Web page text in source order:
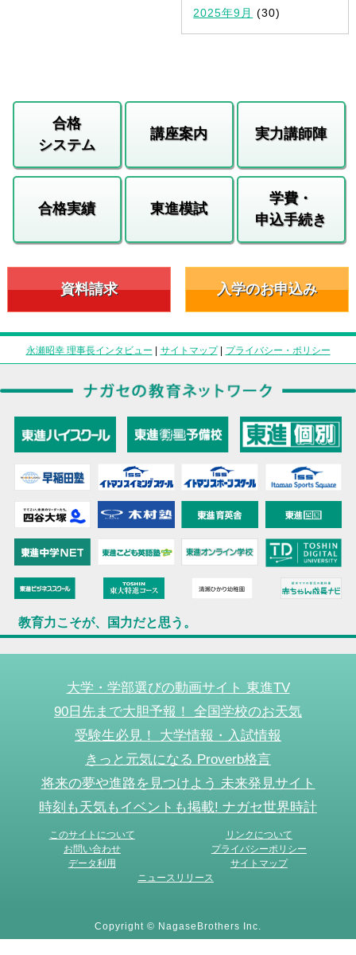
2025年9月 (30)
合格
システム
講座案内 実力講師陣
合格実績 東進模試
学費・
申込手続き
資料請求 入学のお申込み
永瀬昭幸 理事長インタビュー | サイトマップ| プライバシー・ポリシー
教育力こそが、国力だと思う。
大学・学部選びの動画サイト 東進TV
90日先まで大胆予報！ 全国学校のお天気
受験生必見！ 大学情報・入試情報
きっと元気になる Proverb格言
将来の夢や進路を見つけよう 未来発見サイト
時刻も天気もイベントも掲載! ナガセ世界時計
このサイトについて
リンクについて
お問い合わせ
プライバシーポリシー
データ利用
サイトマップ
ニュースリリース
Copyright © NagaseBrothers Inc.